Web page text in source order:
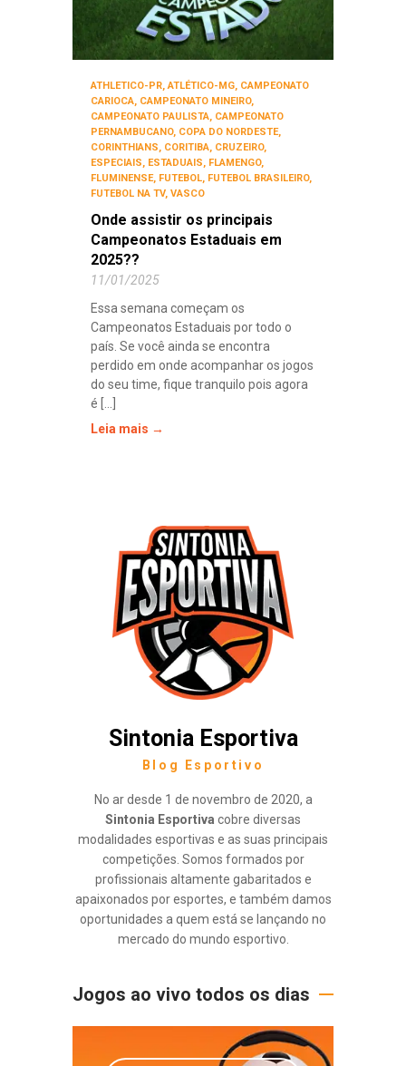
ATHLETICO-PR,ATLÉTICO-MG, CAMPEONATO
CARIOCA, CAMPEONATO MINEIRO,
CAMPEONATO PAULISTA, CAMPEONATO
PERNAMBUCANO, COPA DO NORDESTE,
CORINTHIANS, CORITIBA, CRUZEIRO,
ESPECIAIS, ESTADUAIS, FLAMENGO,
FLUMINENSE, FUTEBOL, FUTEBOL BRASILEIRO,
FUTEBOL NA TV, VASCO
Onde assistir os principais
Campeonatos Estaduais em
2025??
11/01/2025
Essa semana começam os
Campeonatos Estaduais por todo o
país. Se você ainda se encontra
perdido em onde acompanhar os jogos
do seu time, fique tranquilo pois agora
é [...]
Leia mais →
Sintonia Esportiva
Blog Esportivo
No ar desde 1 de novembro de 2020, a
Sintonia Esportiva cobre diversas
modalidades esportivas e as suas principais
competições. Somos formados por
profissionais altamente gabaritados e
apaixonados por esportes, e também damos
oportunidades a quem está se lançando no
mercado do mundo esportivo.
Jogos ao vivo todos os dias